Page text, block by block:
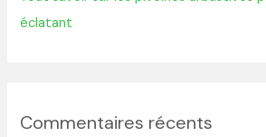
éclatant
Commentaires récents